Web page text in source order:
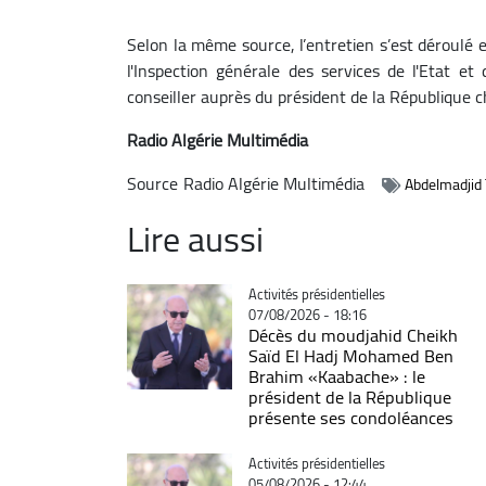
Selon la même source, l’entretien s’est
l'Inspection générale des services de l'Etat et
conseiller auprès du président de la République
Radio Algérie Multimédia
Source Radio Algérie Multimédia
Lire aussi
Catégorie
Activités présidentielles
07/08/2026 - 18:16
Décès du moudjahid Cheikh
Saïd El Hadj Mohamed Ben
Brahim «Kaabache» : le
président de la République
présente ses condoléances
Catégorie
Activités présidentielles